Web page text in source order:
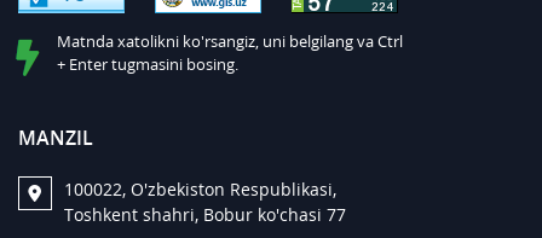
Matnda xatolikni ko'rsangiz, uni belgilang va Ctrl
+ Enter tugmasini bosing.
MANZIL
100022, O'zbekiston Respublikasi,
Toshkent shahri, Bobur ko'chasi 77